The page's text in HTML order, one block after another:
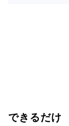
できるだけ